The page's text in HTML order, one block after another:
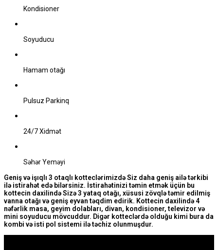
Kondisioner
Soyuducu
Hamam otağı
Pulsuz Parkinq
24/7 Xidmət
Səhər Yeməyi
Geniş və işıqlı 3 otaqlı kotteclərimizdə Siz daha geniş ailə tərkibi
ilə istirahət edə bilərsiniz. İstirahətinizi təmin etmək üçün bu
kottecin daxilində Sizə 3 yataq otağı, xüsusi zövqlə təmir edilmiş
vanna otağı və geniş eyvan təqdim edirik. Kottecin daxilində 4
nəfərlik masa, geyim dolabları, divan, kondisioner, televizor və
mini soyuducu mövcuddur. Digər kotteclərdə olduğu kimi bura da
kombi və isti pol sistemi ilə təchiz olunmuşdur.